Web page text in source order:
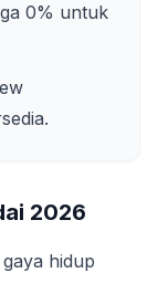
0% untuk
2026
hidup